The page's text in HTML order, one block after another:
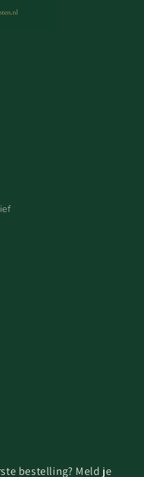
bestelling? Meld je